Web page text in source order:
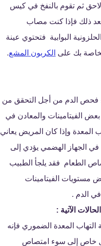
ثم تقوم بالنفخ في كيس
ذلك فإذا كنت مصاب
الحلزونية البوابية فتحتوي عينة
بك على الكربون المشع.
فحص الدم من أجل التحقق من
الفيتامينات والمعادن في
المعدة وإذا كان المريض يعاني
الجهاز الهضمي يؤدي إلى
الطعام فقد يلجأ الطبيب
مستويات الفيتامينات
الدم .
الآتية :
التهاب المعدة الضموري فإنه
خاص إلى سوء امتصاص